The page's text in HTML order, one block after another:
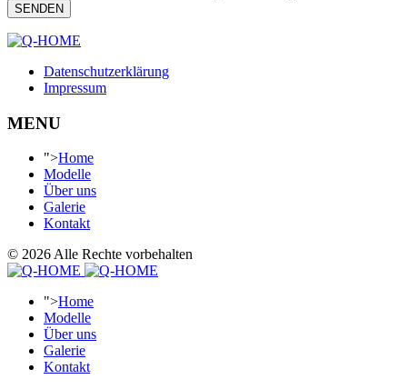
SENDEN
Datenschutzerklärung
Impressum
MENU
">Home
Modelle
Über uns
Galerie
Kontakt
© 2026 Alle Rechte vorbehalten
">Home
Modelle
Über uns
Galerie
Kontakt